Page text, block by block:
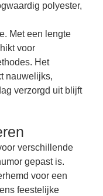
polyester,
Met een lengte
voor
Het
nauwelijks,
verzorgd uit blijft
verschillende
gepast is.
voor een
feestelijke